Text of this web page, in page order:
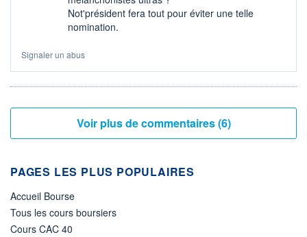
Not'président fera tout pour éviter une telle
nomination.
Signaler un abus
Voir plus de commentaires (6)
PAGES LES PLUS POPULAIRES
Accueil Bourse
Tous les cours boursiers
Cours CAC 40